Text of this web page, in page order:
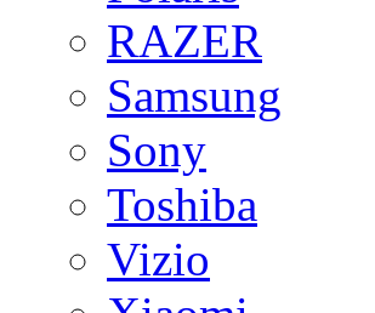
RAZER
Samsung
Sony
Toshiba
Vizio